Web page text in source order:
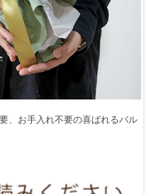
、お手入れ不要の喜ばれるバル